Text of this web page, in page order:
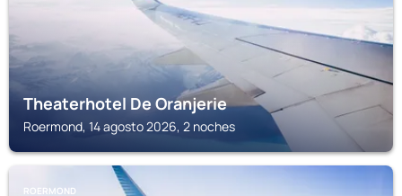
Theaterhotel De Oranjerie
Roermond, 14 agosto 2026, 2 noches
ROERMOND